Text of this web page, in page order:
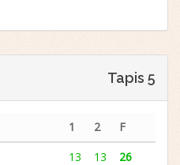
Tapis 5
1 2
F
13 13
26